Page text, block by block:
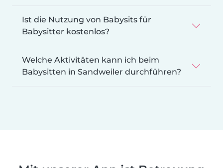
Ist die Nutzung von Babysits für
Babysitter kostenlos?
Welche Aktivitäten kann ich beim
Babysitten in Sandweiler durchführen?